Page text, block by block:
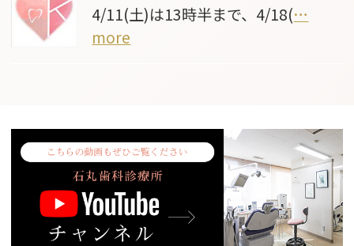
4/11(土)は13時半まで、4/18(…
more